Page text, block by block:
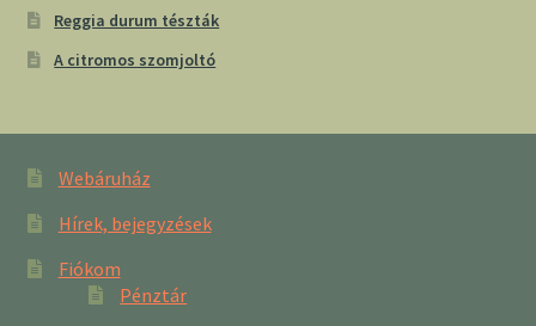
Reggia durum tészták
A citromos szomjoltó
Webáruház
Hírek, bejegyzések
Fiókom
Pénztár